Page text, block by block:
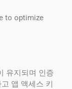
to optimize
유지되며 인증
앱 액세스 키